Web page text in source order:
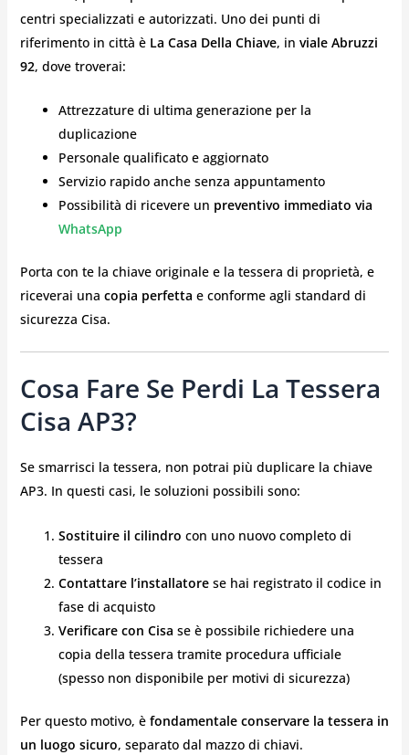
centri specializzati e autorizzati. Uno dei punti di
riferimento in città è La Casa Della Chiave, in viale Abruzzi
92, dove troverai:
Attrezzature di ultima generazione per la
duplicazione
Personale qualificato e aggiornato
Servizio rapido anche senza appuntamento
Possibilità di ricevere un preventivo immediato via
WhatsApp
Porta con te la chiave originale e la tessera di proprietà, e
riceverai una copia perfetta e conforme agli standard di
sicurezza Cisa.
Cosa Fare Se Perdi La Tessera
Cisa AP3?
Se smarrisci la tessera, non potrai più duplicare la chiave
AP3. In questi casi, le soluzioni possibili sono:
Sostituire il cilindro con uno nuovo completo di
tessera
Contattare l’installatorese hai registrato il codice in
fase di acquisto
Verificare con Cisa se è possibile richiedere una
copia della tessera tramite procedura ufficiale
(spesso non disponibile per motivi di sicurezza)
Per questo motivo, è fondamentale conservare la tessera in
un luogo sicuro, separato dal mazzo di chiavi.